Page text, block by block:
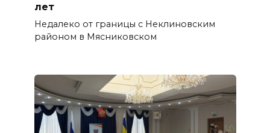
лет
Недалеко от границы с Неклиновским
районом в Мясниковском